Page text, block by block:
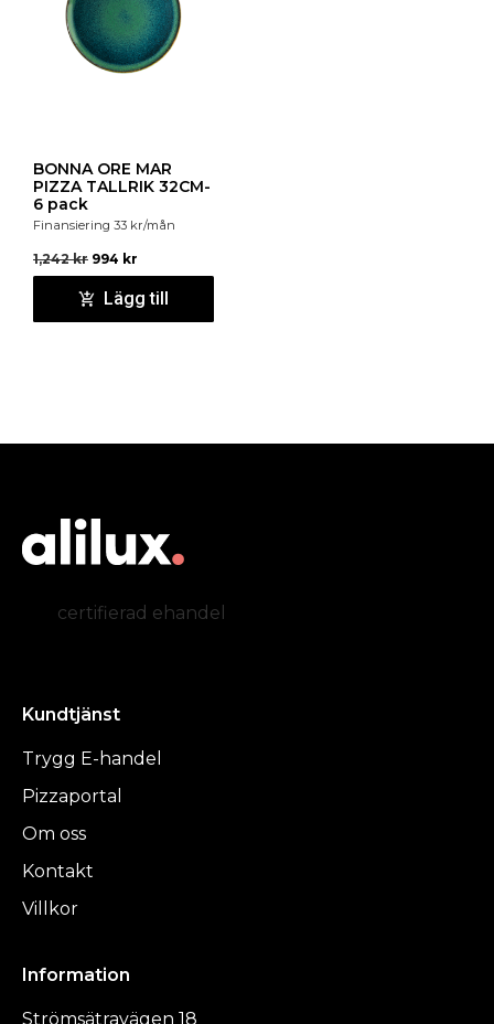
BONNA ORE MAR
PIZZA TALLRIK 32CM-
6 pack
Finansiering 33 kr/mån
1,242kr 994 kr
Lägg till
certifierad ehandel
Kundtjänst
Trygg E-handel
Pizzaportal
Om oss
Kontakt
Villkor
Information
Strömsätravägen 18